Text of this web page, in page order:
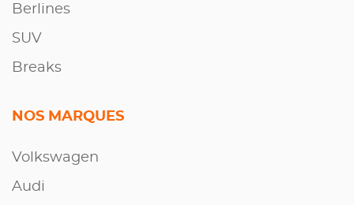
Berlines
SUV
Breaks
NOS MARQUES
Volkswagen
Audi